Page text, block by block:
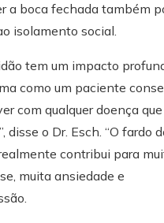
a boca fechada também
isolamento social.
tem um impacto
como um paciente
com qualquer doença que
disse o Dr. Esch. “O fardo
contribui para
muita ansiedade e